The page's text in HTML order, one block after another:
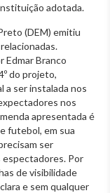
adotada.
(DEM) emitiu
Edmar Branco
do projeto,
a ser instalada nos
nos
apresentada é
futebol, em sua
ser
espectadores. Por
de visibilidade
e sem qualquer